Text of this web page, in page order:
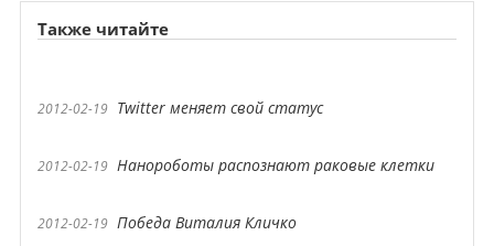
Также читайте
2012-02-19 Twitter меняет свой статус
2012-02-19 Нанороботы распознают раковые клетки
2012-02-19 Победа Виталия Кличко